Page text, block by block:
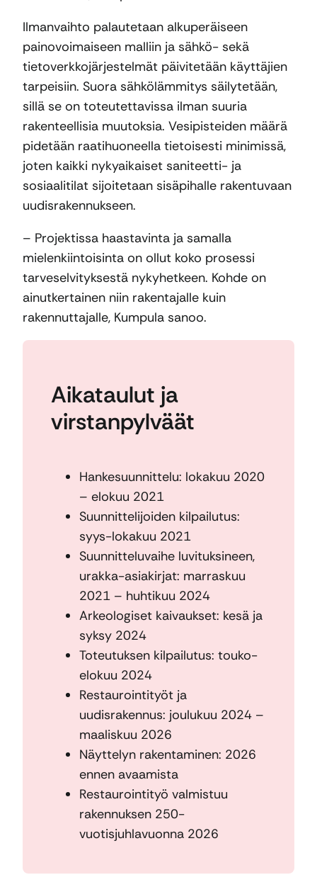
Ilmanvaihto palautetaan alkuperäiseen
painovoimaiseen malliin ja sähkö- sekä
tietoverkkojärjestelmät päivitetään käyttäjien
tarpeisiin. Suora sähkölämmitys säilytetään,
sillä se on toteutettavissa ilman suuria
rakenteellisia muutoksia. Vesipisteiden määrä
pidetään raatihuoneella tietoisesti minimissä,
joten kaikki nykyaikaiset saniteetti- ja
sosiaalitilat sijoitetaan sisäpihalle rakentuvaan
uudisrakennukseen.
– Projektissa haastavinta ja samalla
mielenkiintoisinta on ollut koko prosessi
tarveselvityksestä nykyhetkeen. Kohde on
ainutkertainen niin rakentajalle kuin
rakennuttajalle, Kumpula sanoo.
Aikataulut ja
virstanpylväät
Hankesuunnittelu: lokakuu 2020
– elokuu 2021
Suunnittelijoiden kilpailutus:
syys-lokakuu 2021
Suunnitteluvaihe luvituksineen,
urakka-asiakirjat: marraskuu
2021 – huhtikuu 2024
Arkeologiset kaivaukset: kesä ja
syksy 2024
Toteutuksen kilpailutus: touko-
elokuu 2024
Restaurointityöt ja
uudisrakennus: joulukuu 2024 –
maaliskuu 2026
Näyttelyn rakentaminen: 2026
ennen avaamista
Restaurointityö valmistuu
rakennuksen 250-
vuotisjuhlavuonna 2026